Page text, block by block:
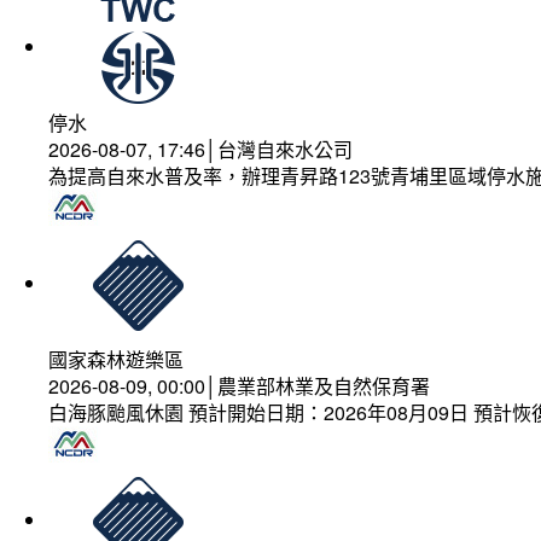
停水
2026-08-07, 17:46│台灣自來水公司
為提高自來水普及率，辦理青昇路123號青埔里區域停水
國家森林遊樂區
2026-08-09, 00:00│農業部林業及自然保育署
白海豚颱風休園 預計開始日期：2026年08月09日 預計